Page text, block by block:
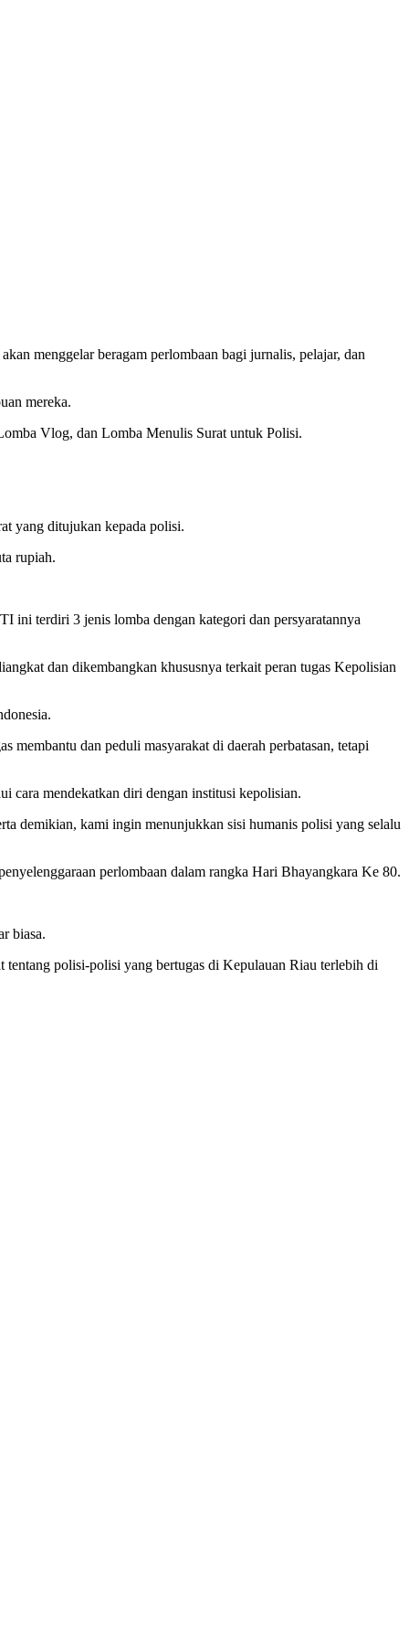
menggelar beragam perlombaan bagi jurnalis, pelajar, dan
mereka.
Vlog, dan Lomba Menulis Surat untuk Polisi.
yang ditujukan kepada polisi.
rupiah.
ini terdiri 3 jenis lomba dengan kategori dan persyaratannya
dan dikembangkan khususnya terkait peran tugas Kepolisian
membantu dan peduli masyarakat di daerah perbatasan, tetapi
cara mendekatkan diri dengan institusi kepolisian.
demikian, kami ingin menunjukkan sisi humanis polisi yang selalu
perlombaan dalam rangka Hari Bhayangkara Ke 80.
biasa.
tentang polisi-polisi yang bertugas di Kepulauan Riau terlebih di